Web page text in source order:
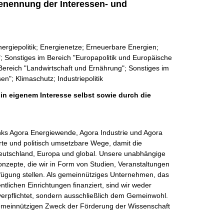
der Interessen- und
Energienetze; Erneuerbare Energien;
im Bereich "Europapolitik und Europäische
"Landwirtschaft und Ernährung"; Sonstiges im
Klimaschutz; Industriepolitik
eigenem Interesse selbst sowie durch die
Agora Energiewende, Agora Industrie und Agora
und politisch umsetzbare Wege, damit die
Europa und global. Unsere unabhängige
die wir in Form von Studien, Veranstaltungen
stellen. Als gemeinnütziges Unternehmen, das
Einrichtungen finanziert, sind wir weder
sondern ausschließlich dem Gemeinwohl.
Zweck der Förderung der Wissenschaft